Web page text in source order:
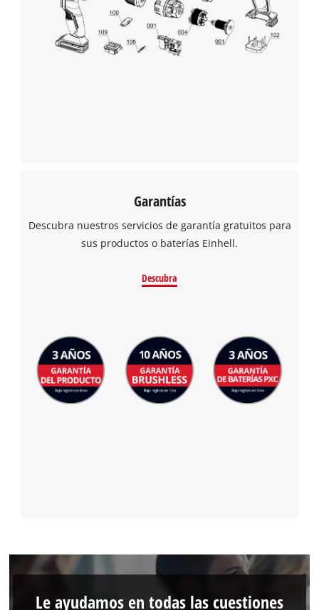
Garantías
Descubra nuestros servicios de garantía gratuitos para
sus productos o baterías Einhell.
Descubra
Le ayudamos en todas las cuestiones